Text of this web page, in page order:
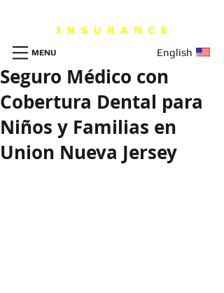
English
MENU
Seguro Médico con
Cobertura Dental para
Niños y Familias en
Union Nueva Jersey